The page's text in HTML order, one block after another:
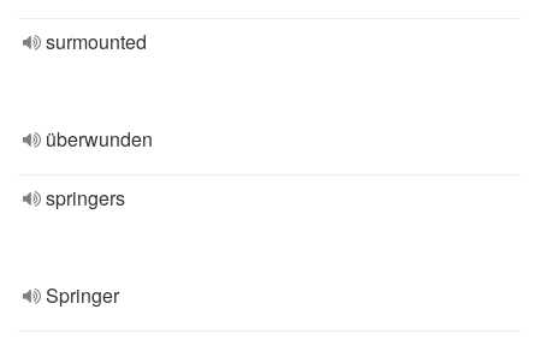
surmounted
überwunden
springers
Springer